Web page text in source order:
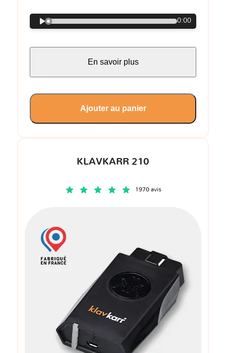
KLAVKARR 210
1970 avis
0:00
En savoir plus
Ajouter au panier